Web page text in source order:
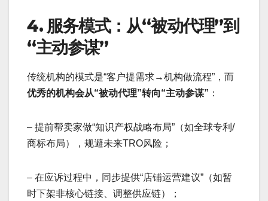
4. 服务模式：从“被动代理”到
“主动参谋”
传统机构的模式是“客户提需求→机构做流程”，而
优秀的机构会从“被动代理”转向“主动参谋” ：
– 提前帮卖家做“知识产权战略布局”（如全球专利/
商标布局），规避未来TRO风险；
– 在应诉过程中，同步提供“店铺运营建议”（如暂
时下架非核心链接、调整供应链）；